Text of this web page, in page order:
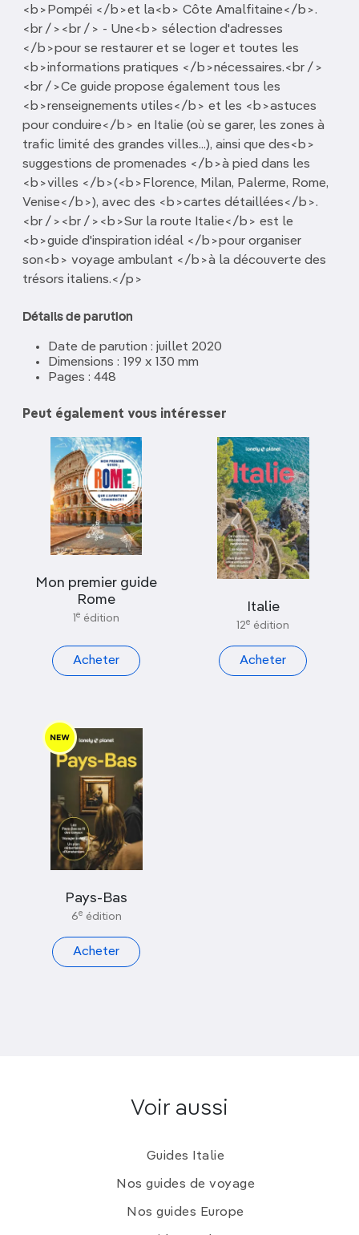
<b>Pompéi </b>et la<b> Côte Amalfitaine</b>.
<br /><br /> - Une<b> sélection d'adresses
</b>pour se restaurer et se loger et toutes les
<b>informations pratiques </b>nécessaires.<br />
<br />Ce guide propose également tous les
<b>renseignements utiles</b> et les <b>astuces
pour conduire</b> en Italie (où se garer, les zones à
trafic limité des grandes villes...), ainsi que des<b>
suggestions de promenades </b>à pied dans les
<b>villes </b>(<b>Florence, Milan, Palerme, Rome,
Venise</b>), avec des <b>cartes détaillées</b>.
<br /><br /><b>Sur la route Italie</b> est le
<b>guide d'inspiration idéal </b>pour organiser
son<b> voyage ambulant </b>à la découverte des
trésors italiens.</p>
Détails de parution
Date de parution : juillet 2020
Dimensions : 199 x 130 mm
Pages : 448
Peut également vous intéresser
Mon premier guide
Rome
e édition
Acheter
Italie
12e édition
Acheter
Pays-Bas
6e édition
Acheter
Voir aussi
Guides Italie
Nos guides de voyage
Nos guides Europe